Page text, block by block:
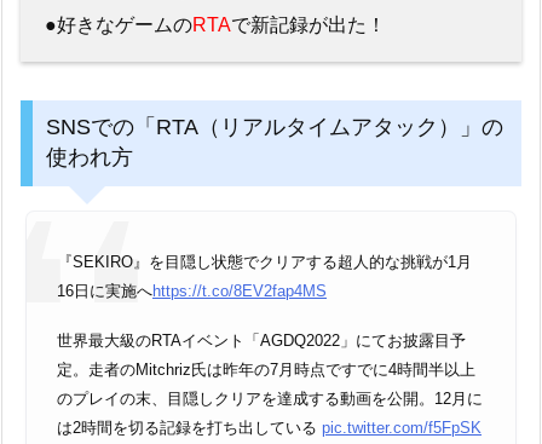
●好きなゲームのRTAで新記録が出た！
SNSでの「RTA（リアルタイムアタック）」の
使われ方
『SEKIRO』を目隠し状態でクリアする超人的な挑戦が1月
16日に実施へhttps://t.co/8EV2fap4MS
世界最大級のRTAイベント「AGDQ2022」にてお披露目予
定。走者のMitchriz氏は昨年の7月時点ですでに4時間半以上
のプレイの末、目隠しクリアを達成する動画を公開。12月に
は2時間を切る記録を打ち出している pic.twitter.com/f5FpSK